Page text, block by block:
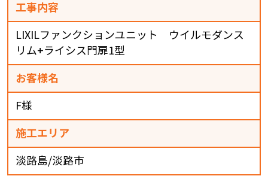
工事内容
LIXILファンクションユニット ウイルモダンス
リム+ライシス門扉1型
お客様名
F様
施工エリア
淡路島/淡路市